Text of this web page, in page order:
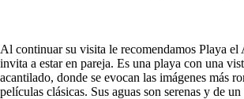
Al continuar su visita le recomendamos Playa el
invita a estar en pareja. Es una playa con una
acantilado, donde se evocan las imágenes más
películas clásicas. Sus aguas son serenas y de